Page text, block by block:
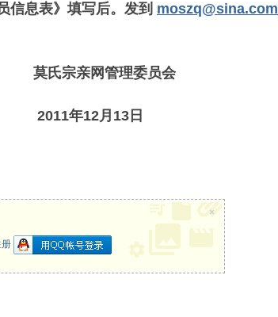
息表》填写后。发到 moszq@sina.com
理委员会
13日
×